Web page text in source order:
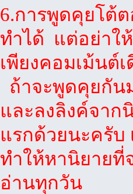
6.การพูดคุยโต้
ทำได้ แต่อย่าใ
เพียงคอมเม้นต์
ถ้าจะพูดคุยกัน
และลงลิงค์จา
แรกด้วยนะครั
ทำให้หานิยายที่
อ่านทุกวัน